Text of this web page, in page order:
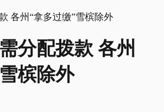
分配拨款 各州
槟除外